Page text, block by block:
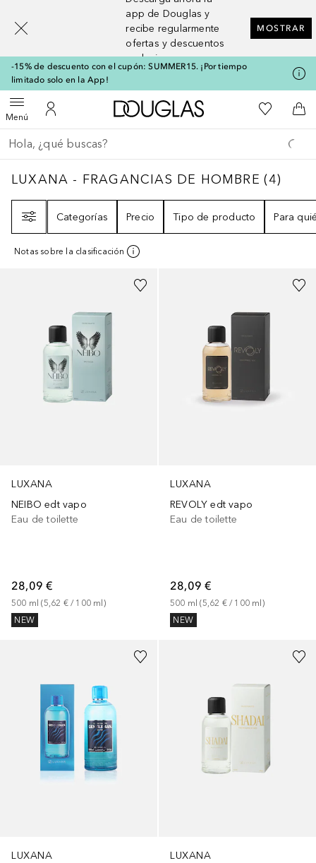
app de Douglas y
recibe regularmente
ofertas y descuentos
exclusivos
MOSTRAR
-15% de descuento con el cupón: SUMMER15. ¡Por tiempo
limitado solo en la App!
MenúAbrir menúMi cuenta
A Douglas HomeMi lista de
A
Regresar
Ejecutar búsqueda
LUXANA - FRAGANCIAS DE HOMBRE4
LUXANA - FRAGANCIAS DE HOMBRE (4)
Categorías
Precio Tipo de producto Para
Notas sobre la clasificación
LUXANA
NEIBO edt vapo
Eau de toilette
28,09 €
500 ml (5,62 € / 100 ml )
NEW
LUXANA
REVOLY edt vapo
Eau de toilette
28,09 €
500 ml (5,62 € / 100 ml )
NEW
LUXANA
LUXANA
[navigation.slideout.screenreader]